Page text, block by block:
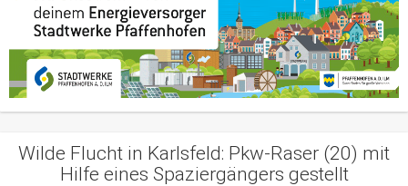
Wilde Flucht in Karlsfeld: Pkw-Raser (20) mit
Hilfe eines Spaziergängers gestellt